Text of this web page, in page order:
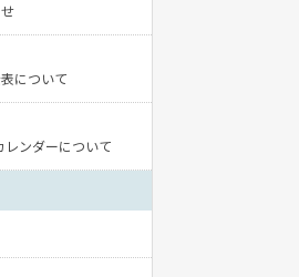
について
ンダーについて